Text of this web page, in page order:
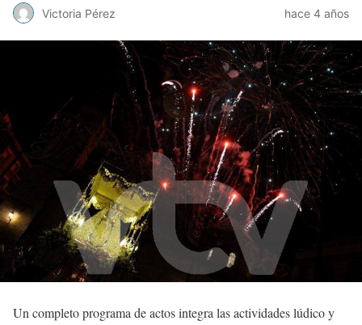
Victoria Pérez hace 4 años
Un completo programa de actos integra las actividades lúdico y